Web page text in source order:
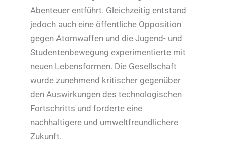
Abenteuer entführt. Gleichzeitig entstand
jedoch auch eine öffentliche Opposition
gegen Atomwaffen und die Jugend- und
Studentenbewegung experimentierte mit
neuen Lebensformen. Die Gesellschaft
wurde zunehmend kritischer gegenüber
den Auswirkungen des technologischen
Fortschritts und forderte eine
nachhaltigere und umweltfreundlichere
Zukunft.